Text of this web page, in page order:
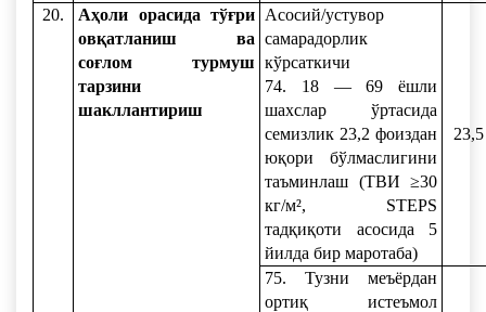
20.
Аҳоли орасида тўғри
овқатланиш ва
соғлом турмуш
тарзини
шакллантириш
Асосий/устувор
самарадорлик
кўрсаткичи
74. 18 — 69 ёшли
шахслар ўртасида
семизлик 23,2 фоиздан
юқори бўлмаслигини
таъминлаш (ТВИ ≥30
кг/м², STEPS
тадқиқоти асосида 5
йилда бир маротаба)
75. Тузни меъёрдан
ортиқ истеъмол